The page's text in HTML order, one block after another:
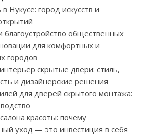
Нукусе: город искусств и
благоустройство общественных
для комфортных и
городов
скрытые двери: стиль,
и дизайнерские решения
для дверей скрытого монтажа:
красоты: почему
уход — это инвестиция в себя